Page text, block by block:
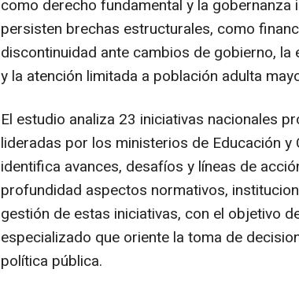
como derecho fundamental y la gobernanza
persisten brechas estructurales, como
discontinuidad ante cambios de gobierno, la
y la atención limitada a población adulta
El estudio analiza 23 iniciativas nacionales
lideradas por los ministerios de Educación y
identifica avances, desafíos y líneas de
profundidad aspectos normativos,
gestión de estas iniciativas, con el objetivo
especializado que oriente la toma de
política pública.